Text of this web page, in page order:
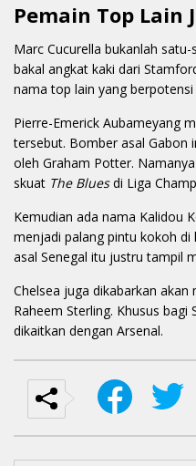
Pemain Top Lain
Marc Cucurella bukanlah
bakal angkat kaki dari
nama top lain yang berpotensi
Pierre-Emerick Aubameyang
tersebut. Bomber asal Gabon
oleh Graham Potter.
skuat The Bluesdi Liga
Kemudian ada nama Kalidou
menjadi palang pintu kokoh di
asal Senegal itu justru tampil
Chelsea juga dikabarkan
Raheem Sterling. Khusus
dikaitkan dengan Arsenal.